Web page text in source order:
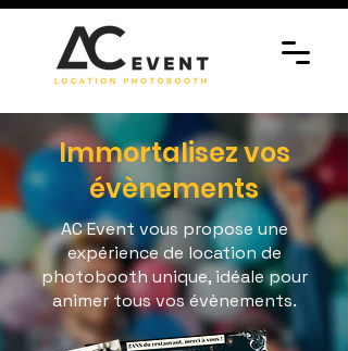
Immortalisez vos
évènements
AC Event vous propose une
expérience de location de
photobooth unique, idéale pour
animer tous vos évènements.